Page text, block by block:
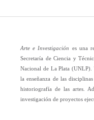
Arte e Investigación
es una
Secretaría de Ciencia y
Nacional de La Plata
la enseñanza de las
historiografía de las artes.
investigación de proyectos